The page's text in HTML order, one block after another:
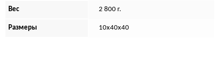
Вес 2 800 г.
Размеры 10х40х40